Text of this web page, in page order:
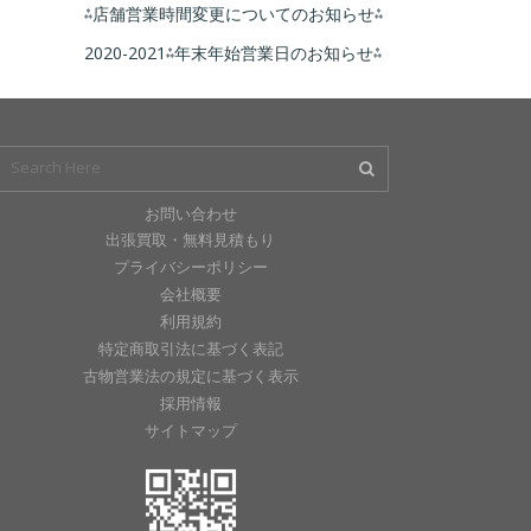
⁂店舗営業時間変更についてのお知らせ⁂
2020-2021⁂年末年始営業日のお知らせ⁂
お問い合わせ
出張買取・無料見積もり
プライバシーポリシー
会社概要
利用規約
特定商取引法に基づく表記
古物営業法の規定に基づく表示
採用情報
サイトマップ